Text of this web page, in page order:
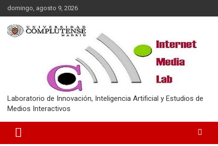
Saltar
al
contenido
domingo, agosto 9, 2026
Laboratorio de Innovación, Inteligencia Artificial y Estudios de
Medios Interactivos